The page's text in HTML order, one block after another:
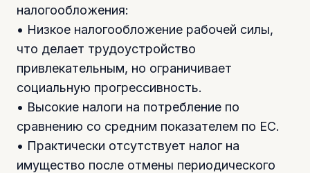
налогообложения:
• Низкое налогообложение рабочей силы,
что делает трудоустройство
привлекательным, но ограничивает
социальную прогрессивность.
• Высокие налоги на потребление по
сравнению со средним показателем по ЕС.
• Практически отсутствует налог на
имущество после отмены периодического